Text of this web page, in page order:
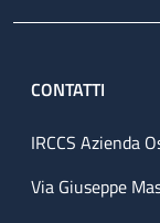
CONTATTI
IRCCS Azienda
Via Giuseppe